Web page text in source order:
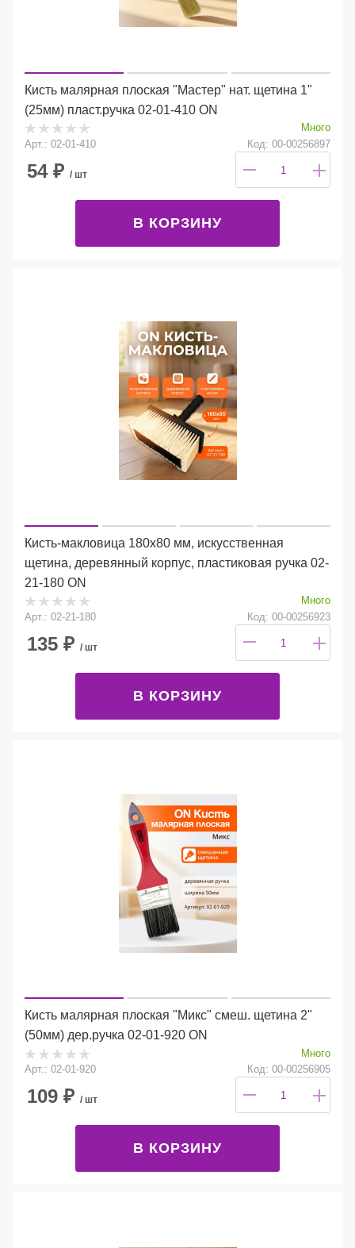
Кисть малярная плоская "Мастер" нат. щетина 1"
(25мм) пласт.ручка 02-01-410 ON
Много
Арт.: 02-01-410
Код: 00-00256897
54₽ / шт
В КОРЗИНУ
Кисть-макловица 180х80 мм, искусственная
щетина, деревянный корпус, пластиковая ручка 02-
21-180 ON
Много
Арт.: 02-21-180
Код: 00-00256923
135 ₽ / шт
В КОРЗИНУ
Кисть малярная плоская "Микс" смеш. щетина 2"
(50мм) дер.ручка 02-01-920 ON
Много
Арт.: 02-01-920
Код: 00-00256905
109 ₽ / шт
В КОРЗИНУ